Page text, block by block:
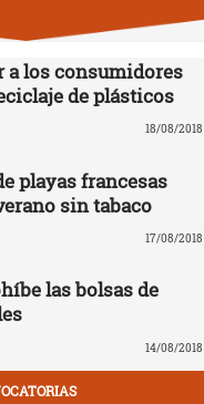
a los consumidores
de plásticos
18/08/2018
playas francesas
sin tabaco
17/08/2018
las bolsas de
14/08/2018